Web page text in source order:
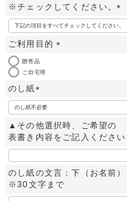
※チェックしてください。
(
必
ご利用目的
贈答品
ご自宅用
のし紙
(
必
須
)
▲その他選択時、ご希望の
表書き内容をご記入ください
のし紙の文言：下（お名前）
※30文字まで